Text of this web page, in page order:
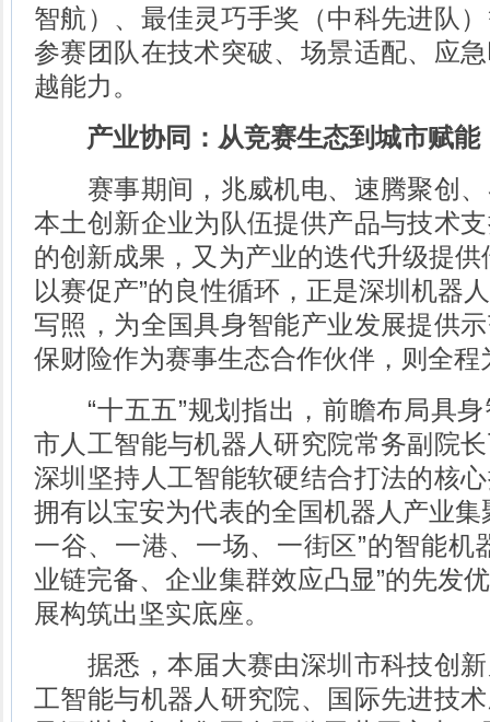
智航）、最佳灵巧手奖（中科先进队
参赛团队在技术突破、场景适配、应
越能力。
产业协同：从竞赛生态到城市赋能
赛事期间，兆威机电、速腾聚创、
本土创新企业为队伍提供产品与技术
的创新成果，又为产业的迭代升级提
以赛促产”的良性循环，正是深圳机器
写照，为全国具身智能产业发展提供
保财险作为赛事生态合作伙伴，则全
“十五五”规划指出，前瞻布局具身
市人工智能与机器人研究院常务副院
深圳坚持人工智能软硬结合打法的核
拥有以宝安为代表的全国机器人产业集
一谷、一港、一场、一街区”的智能机
业链完备、企业集群效应凸显”的先发
展构筑出坚实底座。
据悉，本届大赛由深圳市科技创新
工智能与机器人研究院、国际先进技